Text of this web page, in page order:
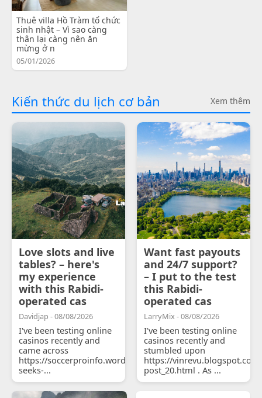
Thuê villa Hồ Tràm tổ chức
sinh nhật – Vì sao càng
thân lại càng nên ăn
mừng ở n
05/01/2026
Kiến thức du lịch cơ bản Xem thêm
Love slots and live
tables? – here's
my experience
with this Rabidi-
operated cas
Davidjap - 08/08/2026
I've been testing online
casinos recently and
came across
https://soccerproinfo.wordpress.com/2026/07/11/courtois-
seeks-...
Want fast payouts
and 24/7 support?
– I put to the test
this Rabidi-
operated cas
LarryMix - 08/08/2026
I've been testing online
casinos recently and
stumbled upon
https://
post_20.html . As ...